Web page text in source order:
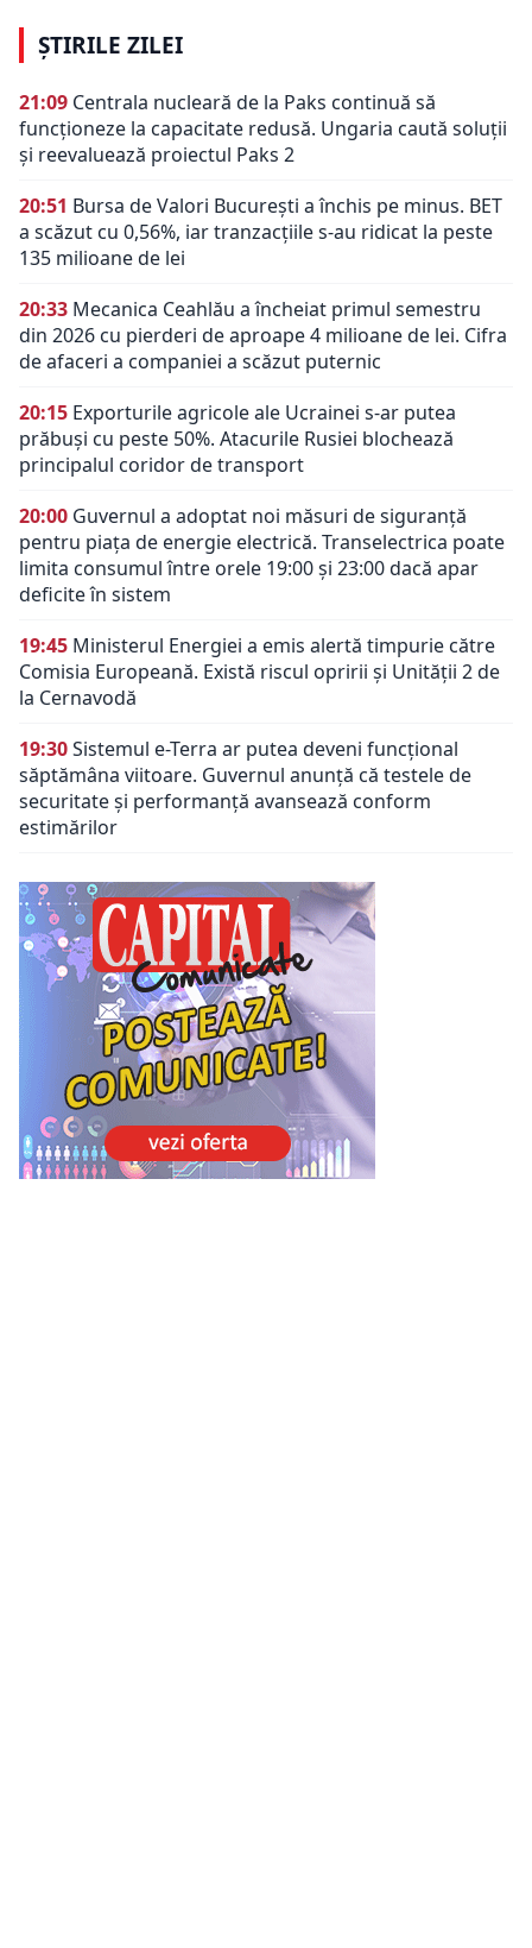
ȘTIRILE ZILEI
21:09 Centrala nucleară de la Paks continuă să
funcționeze la capacitate redusă. Ungaria caută soluții
și reevaluează proiectul Paks 2
20:51 Bursa de Valori București a închis pe minus. BET
a scăzut cu 0,56%, iar tranzacțiile s-au ridicat la peste
135 milioane de lei
20:33 Mecanica Ceahlău a încheiat primul semestru
din 2026 cu pierderi de aproape 4 milioane de lei. Cifra
de afaceri a companiei a scăzut puternic
20:15 Exporturile agricole ale Ucrainei s-ar putea
prăbuși cu peste 50%. Atacurile Rusiei blochează
principalul coridor de transport
20:00 Guvernul a adoptat noi măsuri de siguranță
pentru piața de energie electrică. Transelectrica poate
limita consumul între orele 19:00 și 23:00 dacă apar
deficite în sistem
19:45 Ministerul Energiei a emis alertă timpurie către
Comisia Europeană. Există riscul opririi și Unității 2 de
la Cernavodă
19:30Sistemul e-Terra ar putea deveni funcțional
săptămâna viitoare. Guvernul anunță că testele de
securitate și performanță avansează conform
estimărilor